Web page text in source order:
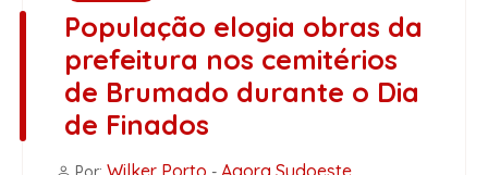
População elogia obras da
prefeitura nos cemitérios
de Brumado durante o Dia
de Finados
Wilker Porto Agora Sudoeste